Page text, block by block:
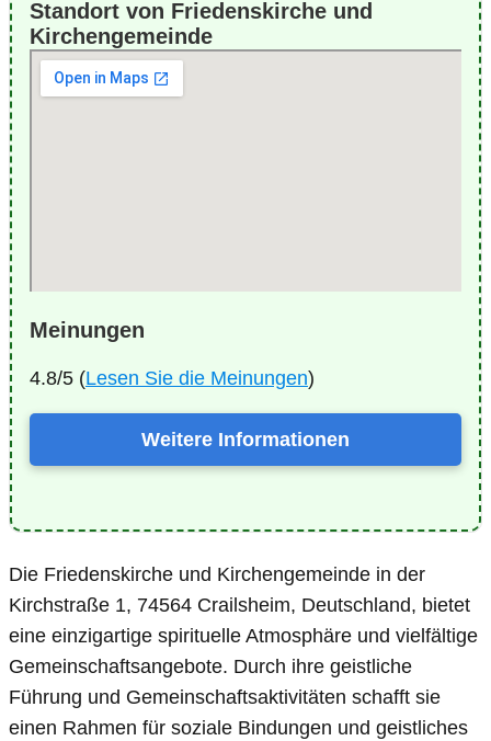
Standort von Friedenskirche und
Kirchengemeinde
Meinungen
4.8/5 (Lesen Sie die Meinungen)
Weitere Informationen
Die Friedenskirche und Kirchengemeinde in der
Kirchstraße 1, 74564 Crailsheim, Deutschland, bietet
eine einzigartige spirituelle Atmosphäre und vielfältige
Gemeinschaftsangebote. Durch ihre geistliche
Führung und Gemeinschaftsaktivitäten schafft sie
einen Rahmen für soziale Bindungen und geistliches